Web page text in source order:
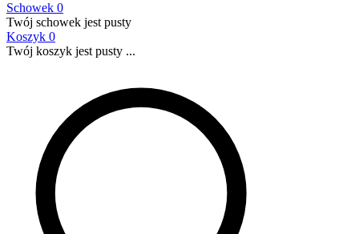
Schowek 0
Twój schowek jest pusty
Koszyk 0
Twój koszyk jest pusty ...